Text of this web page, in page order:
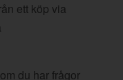
ett köp via
du har frågor